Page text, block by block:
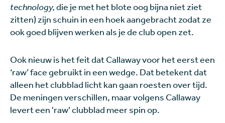
technology,die je met het blote oog bijna niet ziet
zitten) zijn schuin in een hoek aangebracht zodat ze
ook goed blijven werken als je de club open zet.
Ook nieuw is het feit dat Callaway voor het eerst een
‘raw’ face gebruikt in een wedge. Dat betekent dat
alleen het clubblad licht kan gaan roesten over tijd.
De meningen verschillen, maar volgens Callaway
levert een 'raw' clubblad meer spin op.